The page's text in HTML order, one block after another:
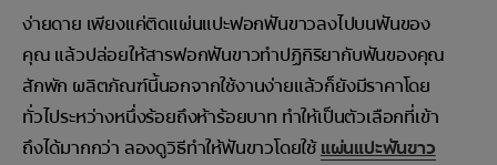
ง่ายดาย เพียงแค่ติดแผ่นแปะฟอกฟันขาวลงไปบนฟันของ
คุณ แล้วปล่อยให้สารฟอกฟันขาวทำปฏิกิริยากับฟันของคุณ
สักพัก ผลิตภัณฑ์นี้นอกจากใช้งานง่ายแล้วก็ยังมีราคาโดย
ทั่วไประหว่างหนึ่งร้อยถึงห้าร้อยบาท ทำให้เป็นตัวเลือกที่เข้า
ถึงได้มากกว่า ลองดูวิธีทำให้ฟันขาวโดยใช้แผ่นแปะฟันขาว